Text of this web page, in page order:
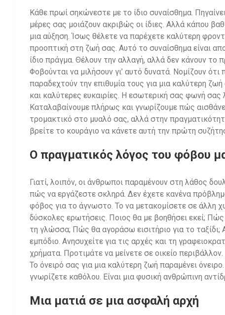
Κάθε πρωί σηκώνεστε με το ίδιο συναίσθημα.
μέρες σας μοιάζουν ακριβώς οι ίδιες. Αλλά κάπου
μια αύξηση. Ίσως θέλετε να παρέχετε καλύτερη
προοπτική στη ζωή σας. Αυτό το συναίσθημα είναι
ίδιο πράγμα. Θέλουν την αλλαγή, αλλά δεν κάνουν
Φοβούνται να μιλήσουν γι’ αυτό δυνατά. Νομίζουν
παραδεχτούν την επιθυμία τους για μια καλύτερη
και καλύτερες ευκαιρίες. Η εσωτερική σας φωνή σας
Καταλαβαίνουμε πλήρως και γνωρίζουμε πώς
τρομακτικό στο μυαλό σας, αλλά στην
βρείτε το κουράγιο να κάνετε αυτή την πρώτη
Ο πραγματικός λόγος του φόβου
Γιατί, λοιπόν, οι άνθρωποι παραμένουν στη λάθος
πώς να εργάζεστε σκληρά. Δεν έχετε κανένα
φόβος για το άγνωστο. Το να μετακομίσετε σε άλλη
δύσκολες ερωτήσεις. Ποιος θα με βοηθήσει εκεί;
τη γλώσσα; Πώς θα αγοράσω εισιτήριο για το
εμπόδιο. Ανησυχείτε για τις αρχές και τη
χρήματα. Προτιμάτε να μείνετε σε οικείο
Το όνειρό σας για μια καλύτερη ζωή παραμένει
γνωρίζετε καθόλου. Είναι μια φυσική ανθρώπινη
Μια ματιά σε μια ασφαλή αρχή